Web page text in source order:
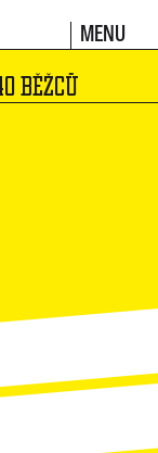
MENU
BĚŽCŮ